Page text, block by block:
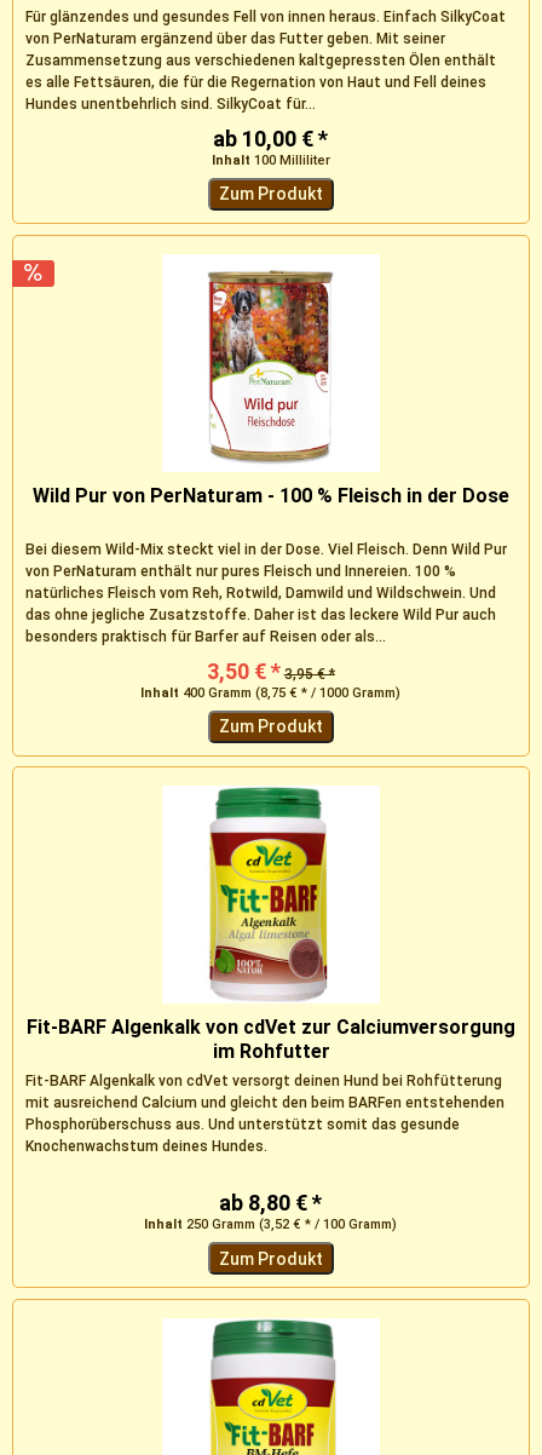
Für glänzendes und gesundes Fell von innen heraus. Einfach SilkyCoat
von PerNaturam ergänzend über das Futter geben. Mit seiner
Zusammensetzung aus verschiedenen kaltgepressten Ölen enthält
es alle Fettsäuren, die für die Regernation von Haut und Fell deines
Hundes unentbehrlich sind. SilkyCoat für...
ab 10,00 € *
Inhalt 100 Milliliter
Zum Produkt
Wild Pur von PerNaturam - 100 % Fleisch in der Dose
Bei diesem Wild-Mix steckt viel in der Dose. Viel Fleisch. Denn Wild Pur
von PerNaturam enthält nur pures Fleisch und Innereien. 100 %
natürliches Fleisch vom Reh, Rotwild, Damwild und Wildschwein. Und
das ohne jegliche Zusatzstoffe. Daher ist das leckere Wild Pur auch
besonders praktisch für Barfer auf Reisen oder als...
3,50 € * 3,95 € *
Inhalt 400 Gramm(8,75 € * / 1000 Gramm)
Zum Produkt
Fit-BARF Algenkalk von cdVet zur Calciumversorgung
im Rohfutter
Fit-BARF Algenkalk von cdVet versorgt deinen Hund bei Rohfütterung
mit ausreichend Calcium und gleicht den beim BARFen entstehenden
Phosphorüberschuss aus. Und unterstützt somit das gesunde
Knochenwachstum deines Hundes.
ab 8,80 € *
Inhalt250 Gramm(3,52 € * / 100 Gramm)
Zum Produkt